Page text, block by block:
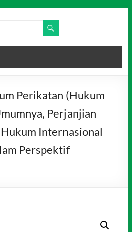
Perikatan (Hukum
Perjanjian
Internasional
Perspektif